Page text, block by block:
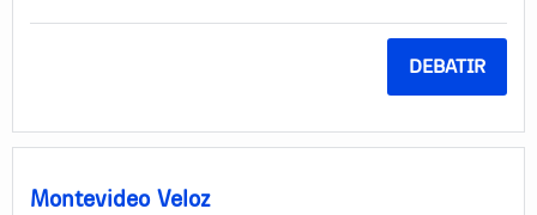
por salud y por comodidad para personas mayores
DEBATIR
Montevideo Veloz